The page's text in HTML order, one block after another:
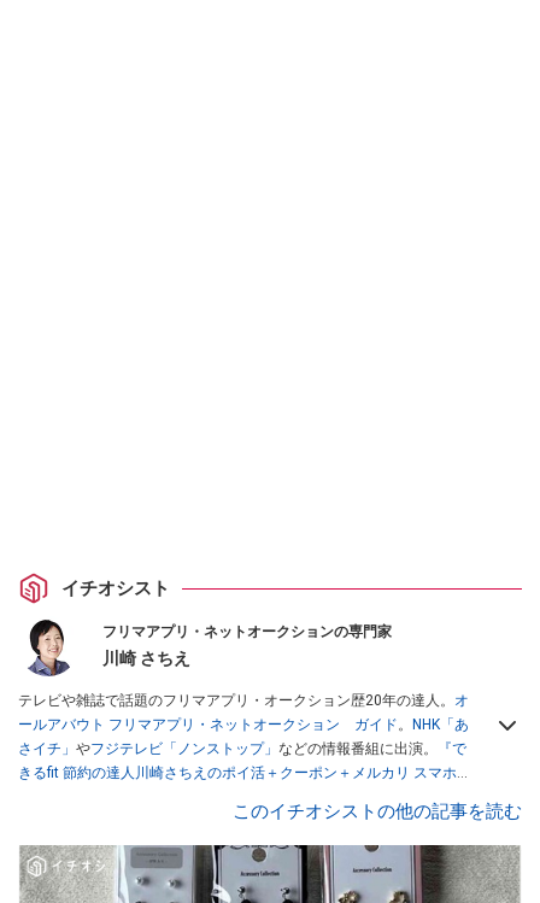
イチオシスト
フリマアプリ・ネットオークションの専門家
川崎 さちえ
テレビや雑誌で話題のフリマアプリ・オークション歴20年の達人。 オ
ールアバウト フリマアプリ・ネットオークション ガイド。
NHK「あ
さイチ」 やフジテレビ「ノンストップ」 などの情報番組に出演。
『で
きるfit 節約の達人川崎さちえのポイ活＋クーポン＋メルカリ スマホで
スマホ1つでスキマ時間に効率的に稼ぐ！』（翔泳社刊） ほか著書多
数。ブログは「川崎さちえのごちゃまぜ日記」。
■経歴：2003年、夫が子育てをするために、突然会社を辞める。翌月
からの給料が０円になり、家にいながら、しかも空いた時間でできる
このイチオシストの他の記事を読む